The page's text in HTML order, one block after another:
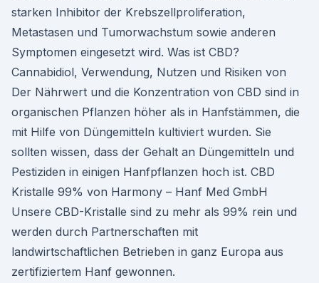
starken Inhibitor der Krebszellproliferation,
Metastasen und Tumorwachstum sowie anderen
Symptomen eingesetzt wird. Was ist CBD?
Cannabidiol, Verwendung, Nutzen und Risiken von
Der Nährwert und die Konzentration von CBD sind in
organischen Pflanzen höher als in Hanfstämmen, die
mit Hilfe von Düngemitteln kultiviert wurden. Sie
sollten wissen, dass der Gehalt an Düngemitteln und
Pestiziden in einigen Hanfpflanzen hoch ist. CBD
Kristalle 99% von Harmony – Hanf Med GmbH
Unsere CBD-Kristalle sind zu mehr als 99% rein und
werden durch Partnerschaften mit
landwirtschaftlichen Betrieben in ganz Europa aus
zertifiziertem Hanf gewonnen.